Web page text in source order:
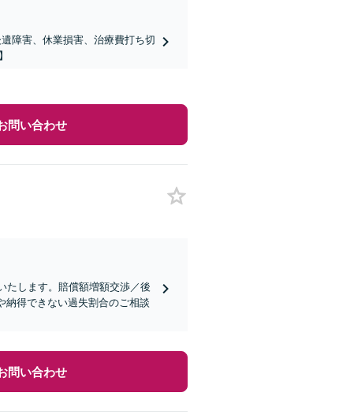
障害、休業損害、治療費打ち切
問い合わせ
たします。賠償額増額交渉／後
納得できない過失割合のご相談
問い合わせ